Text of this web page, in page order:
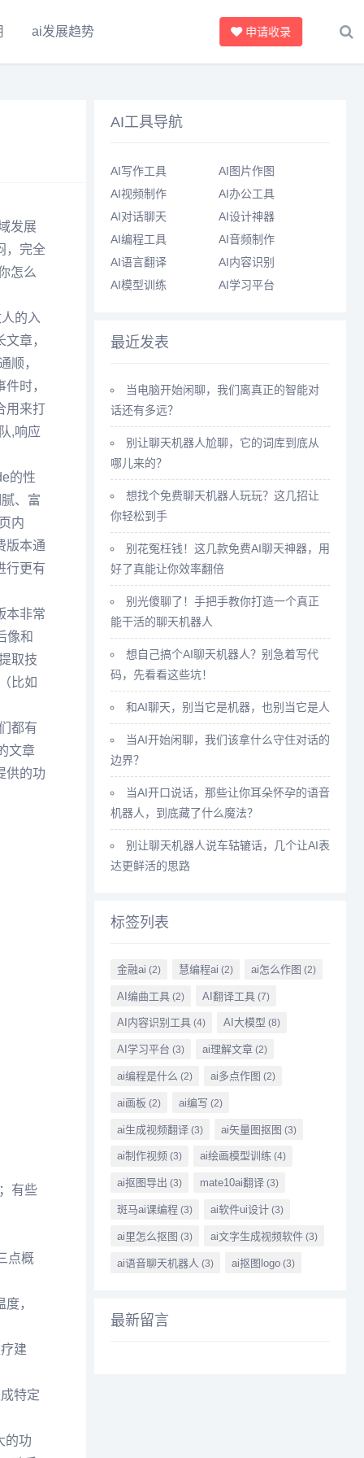
ai发展趋势 申请收录
发展
，完全
怎么
的入
章，
顺，
时，
用来打
,响应
的性
、富
内
版本通
行更有
本非常
像和
取技
比如
都有
文章
供的功
有些
点概
，
建
特定
的功
AI工具导航
AI写作工具
AI图片作图
AI视频制作
AI办公工具
AI对话聊天
AI设计神器
AI编程工具
AI音频制作
AI语言翻译
AI内容识别
AI模型训练
AI学习平台
最近发表
当电脑开始闲聊，我们离真正的智能对
话还有多远？
别让聊天机器人尬聊，它的词库到底从
哪儿来的？
想找个免费聊天机器人玩玩？这几招让
你轻松到手
别花冤枉钱！这几款免费AI聊天神器，用
好了真能让你效率翻倍
别光傻聊了！手把手教你打造一个真正
能干活的聊天机器人
想自己搞个AI聊天机器人？别急着写代
码，先看看这些坑！
和AI聊天，别当它是机器，也别当它是人
当AI开始闲聊，我们该拿什么守住对话的
边界？
当AI开口说话，那些让你耳朵怀孕的语音
机器人，到底藏了什么魔法？
别让聊天机器人说车轱辘话，几个让AI表
达更鲜活的思路
标签列表
金融ai (2) 慧编程ai (2) ai怎么作图 (2)
AI编曲工具(2) AI翻译工具(7)
AI内容识别工具(4) AI大模型 (8)
AI学习平台 (3) ai理解文章(2)
ai编程是什么 (2) ai多点作图 (2)
ai画板 (2) ai编写 (2)
ai生成视频翻译(3) ai矢量图抠图 (3)
ai制作视频 (3) ai绘画模型训练 (4)
ai抠图导出 (3) mate10ai翻译(3)
斑马ai课编程(3) ai软件ui设计(3)
ai里怎么抠图 (3) ai文字生成视频软件(3)
ai语音聊天机器人 (3) ai抠图logo(3)
最新留言